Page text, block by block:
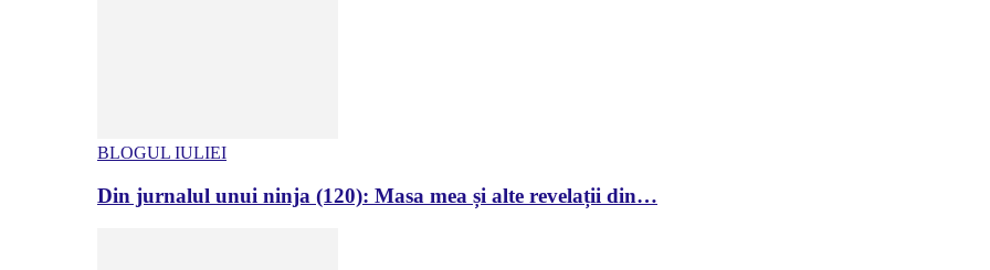
BLOGUL IULIEI
Din jurnalul unui ninja (120): Masa mea și alte revelații din…